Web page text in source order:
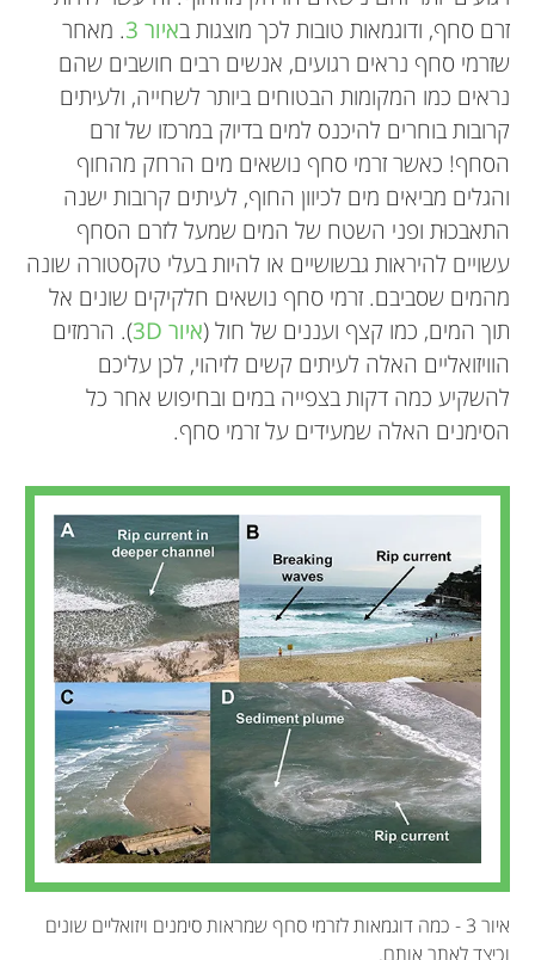
המדינה.
*
sebastian.pitman@canterbury.ac.nz
ניו-זילנד.
לסכנות בחופים, ולשפר אותה.
כמה טריקים. כשאגדל אני רוצה לעסוק בתחום
הרפואי, אולי כטכנאי של קרני רנטגן.
זרם סחף, ודוגמאות טובות לכך מוצגות באיור 3
. מאחר
שזרמי סחף נראים רגועים, אנשים רבים חושבים שהם
נראים כמו המקומות הבטוחים ביותר לשחייה, ולעיתים
קרובות בוחרים להיכנס למים בדיוק במרכזו של זרם
הסחף! כאשר זרמי סחף נושאים מים הרחק מהחוף
והגלים מביאים מים לכיוון החוף, לעיתים קרובות ישנה
התאבכוּת ופני השטח של המים שמעל לזרם הסחף
עשויים להיראות גבשושיים או להיות בעלי טקסטורה שונה
מהמים שסביבם. זרמי סחף נושאים חלקיקים שונים אל
תוך המים, כמו קצף ועננים של חול (איור 3D
). הרמזים
הוויזואליים האלה לעיתים קשים לזיהוי, לכן עליכם
להשקיע כמה דקות בצפייה במים ובחיפוש אחר כל
הסימנים האלה שמעידים על זרמי סחף.
איור 3 - כמה דוגמאות לזרמי סחף שמראות סימנים ויזואליים שונים
וכיצד לאתר אותם.